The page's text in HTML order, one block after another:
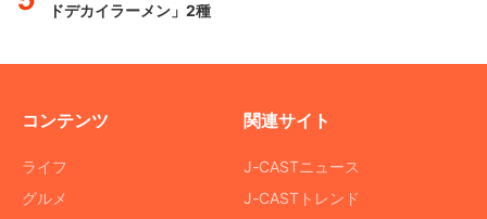
ドデカイラーメン」2種
コンテンツ
ライフ
グルメ
関連サイト
J-CASTニュース
J-CASTトレンド